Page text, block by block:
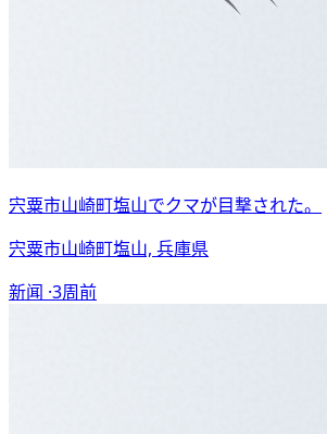
宍粟市山崎町塩山でクマが目撃された。
宍粟市山崎町塩山, 兵庫県
新闻 ·3周前